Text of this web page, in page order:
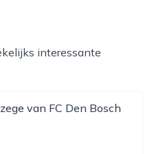
interessante
van FC Den Bosch